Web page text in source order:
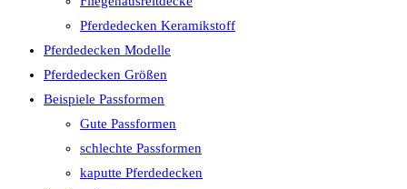
Pferdedecken Keramikstoff
Pferdedecken Modelle
Pferdedecken Größen
Beispiele Passformen
Gute Passformen
schlechte Passformen
kaputte Pferdedecken